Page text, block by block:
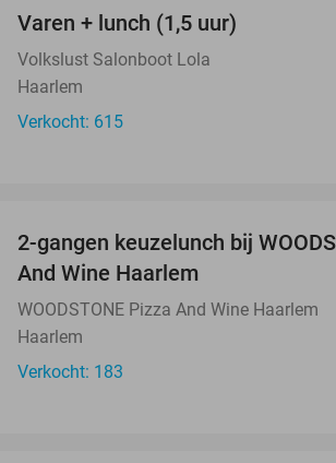
Varen + lunch (1,5 uur)
Volkslust Salonboot Lola
Haarlem
Verkocht: 615
2-gangen keuzelunch bij
And Wine Haarlem
WOODSTONE Pizza And Wine Haarlem
Haarlem
Verkocht: 183